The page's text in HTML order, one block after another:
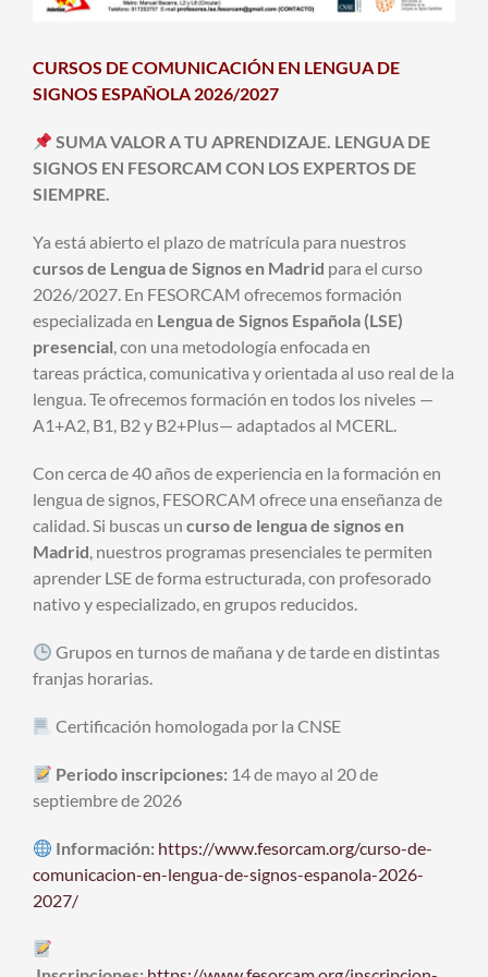
CURSOS DE COMUNICACIÓN EN LENGUA DE
SIGNOS ESPAÑOLA 2026/2027
SUMA VALOR A TU APRENDIZAJE. LENGUA DE
SIGNOS EN FESORCAM CON LOS EXPERTOS DE
SIEMPRE.
Ya está abierto el plazo de matrícula para nuestros
cursos de Lengua de Signos en Madrid para el curso
2026/2027. En FESORCAM ofrecemos formación
especializada en Lengua de Signos Española (LSE)
presencial, con una metodología enfocada en
tareas práctica, comunicativa y orientada al uso real de la
lengua. Te ofrecemos formación en todos los niveles —
A1+A2, B1, B2 y B2+Plus— adaptados al MCERL.
Con cerca de 40 años de experiencia en la formación en
lengua de signos, FESORCAM ofrece una enseñanza de
calidad. Si buscas un curso de lengua de signos en
Madrid, nuestros programas presenciales te permiten
aprender LSE de forma estructurada, con profesorado
nativo y especializado, en grupos reducidos.
Grupos en turnos de mañana y de tarde en distintas
franjas horarias.
Certificación homologada por la CNSE
Periodo inscripciones: 14 de mayo al 20 de
septiembre de 2026
Información: https://www.fesorcam.org/curso-de-
comunicacion-en-lengua-de-signos-espanola-2026-
2027/